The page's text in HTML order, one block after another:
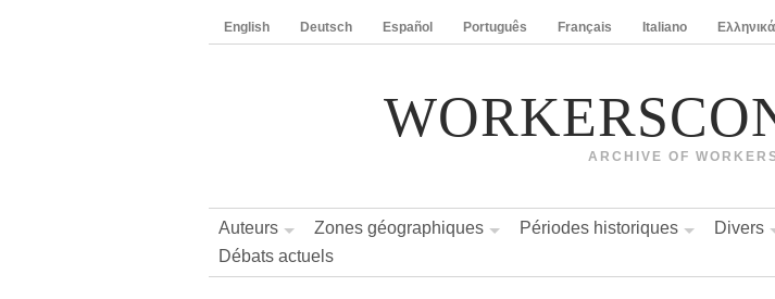
English Deutsch Español Português Français Italiano Ελληνικά
ARCHIVE OF
Auteurs Zones géographiques Périodes historiques Divers
Débats actuels